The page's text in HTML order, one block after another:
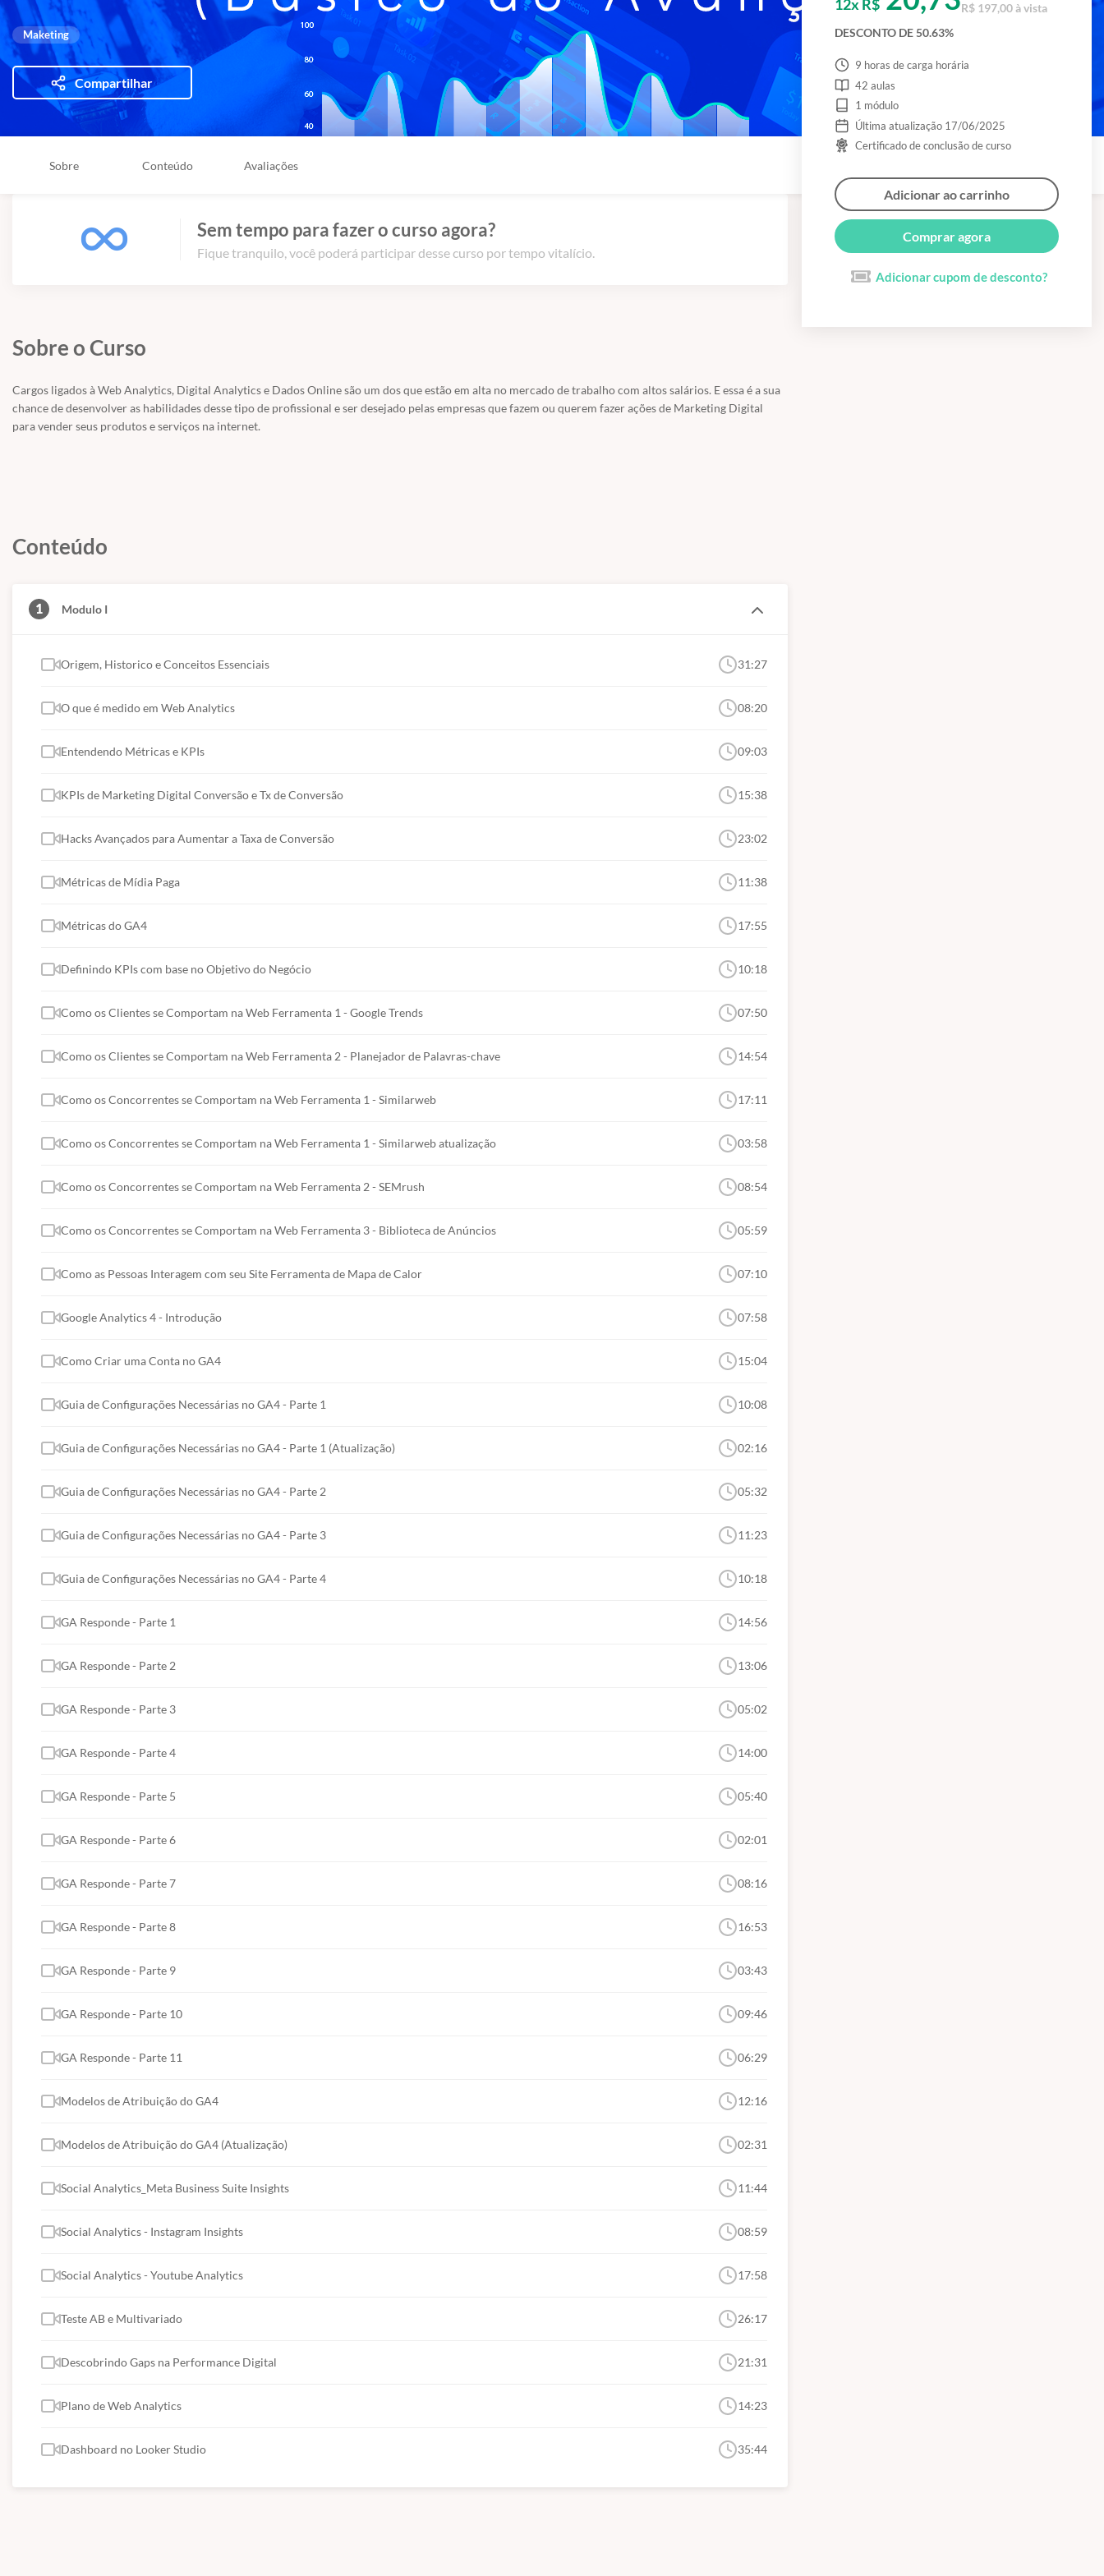
Maketing
Compartilhar
Sobre Conteúdo Avaliações
Sem tempo para fazer o curso agora?
Fique tranquilo, você poderá participar desse curso por tempo vitalício.
Sobre o Curso
Cargos ligados à Web Analytics, Digital Analytics e Dados Online são um dos que estão em alta no mercado de trabalho com altos salários. E essa é a sua
chance de desenvolver as habilidades desse tipo de profissional e ser desejado pelas empresas que fazem ou querem fazer ações de Marketing Digital
para vender seus produtos e serviços na internet.
Conteúdo
1 Modulo I
Origem, Historico e Conceitos Essenciais 31:27
O que é medido em Web Analytics 08:20
Entendendo Métricas e KPIs 09:03
KPIs de Marketing Digital Conversão e Tx de Conversão 15:38
Hacks Avançados para Aumentar a Taxa de Conversão 23:02
Métricas de Mídia Paga 11:38
Métricas do GA4 17:55
Definindo KPIs com base no Objetivo do Negócio 10:18
Como os Clientes se Comportam na Web Ferramenta 1 - Google Trends 07:50
Como os Clientes se Comportam na Web Ferramenta 2 - Planejador de Palavras-chave 14:54
Como os Concorrentes se Comportam na Web Ferramenta 1 - Similarweb 17:11
Como os Concorrentes se Comportam na Web Ferramenta 1 - Similarweb atualização 03:58
Como os Concorrentes se Comportam na Web Ferramenta 2 - SEMrush 08:54
Como os Concorrentes se Comportam na Web Ferramenta 3 - Biblioteca de Anúncios 05:59
Como as Pessoas Interagem com seu Site Ferramenta de Mapa de Calor 07:10
Google Analytics 4 - Introdução 07:58
Como Criar uma Conta no GA4 15:04
Guia de Configurações Necessárias no GA4 - Parte 1 10:08
Guia de Configurações Necessárias no GA4 - Parte 1 (Atualização) 02:16
Guia de Configurações Necessárias no GA4 - Parte 2 05:32
Guia de Configurações Necessárias no GA4 - Parte 3 11:23
Guia de Configurações Necessárias no GA4 - Parte 4 10:18
GA Responde - Parte 1 14:56
GA Responde - Parte 2 13:06
GA Responde - Parte 3 05:02
GA Responde - Parte 4 14:00
GA Responde - Parte 5 05:40
GA Responde - Parte 6 02:01
GA Responde - Parte 7 08:16
GA Responde - Parte 8 16:53
GA Responde - Parte 9 03:43
GA Responde - Parte 10 09:46
GA Responde - Parte 11 06:29
Modelos de Atribuição do GA4 12:16
Modelos de Atribuição do GA4 (Atualização) 02:31
Social Analytics_Meta Business Suite Insights 11:44
Social Analytics - Instagram Insights 08:59
Social Analytics - Youtube Analytics 17:58
Teste AB e Multivariado 26:17
Descobrindo Gaps na Performance Digital 21:31
Plano de Web Analytics 14:23
Dashboard no Looker Studio 35:44
12x R$
R$ 197,00 à vista
DESCONTO DE 50.63%
9 horas de carga horária
42 aulas
1 módulo
Última atualização 17/06/2025
Certificado de conclusão de curso
Adicionar ao carrinho
Comprar agora
Adicionar cupom de desconto?